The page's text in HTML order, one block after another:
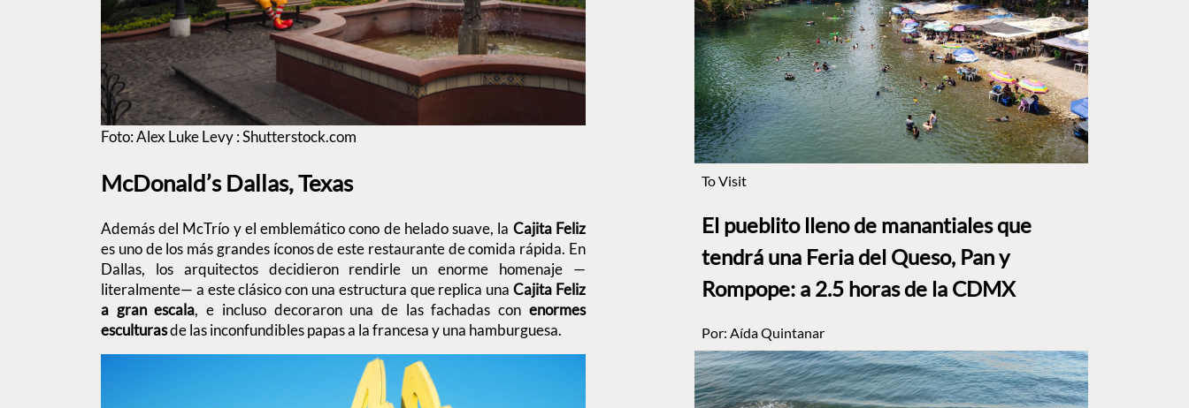
Foto: Alex Luke Levy : Shutterstock.com
McDonald’s Dallas, Texas
Además del McTrío y el emblemático cono de helado suave, la Cajita Feliz
es uno de los más grandes íconos de este restaurante de comida rápida. En
Dallas, los arquitectos decidieron rendirle un enorme homenaje —
literalmente— a este clásico con una estructura que replica unaCajita Feliz
a gran escala, e incluso decoraron una de las fachadas con enormes
esculturasde las inconfundibles papas a la francesa y una hamburguesa.
To Visit
El pueblito lleno de manantiales que
tendrá una Feria del Queso, Pan y
Rompope: a 2.5 horas de la CDMX
Por: Aída Quintanar